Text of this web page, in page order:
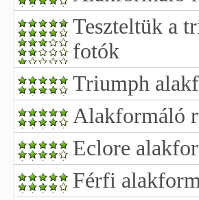
Teszteltük a
fotók
Triumph
Alakformáló
Eclore
Férfi